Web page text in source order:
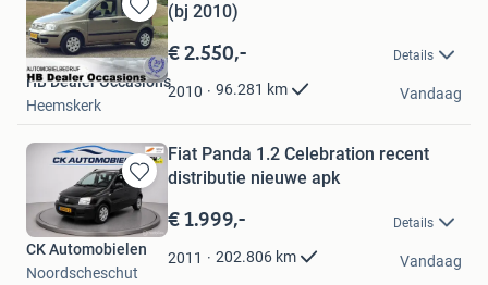
Bewaren
in
Mijn
Favorieten
(bj 2010)
€ 2.550,- Details
2010 96.281 km
HB Dealer Occasions
Heemskerk
Vandaag
Bewaren
in
Mijn
Favorieten
Fiat Panda 1.2 Celebration recent
distributie nieuwe apk
€ 1.999,- Details
2011 202.806 km
CK Automobielen
Noordscheschut
Vandaag